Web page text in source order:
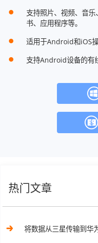
支持照片、视频、音
书、应用程序等。
适用于Android和iOS
支持Android设备的有
热门文章
将数据从三星传输到华